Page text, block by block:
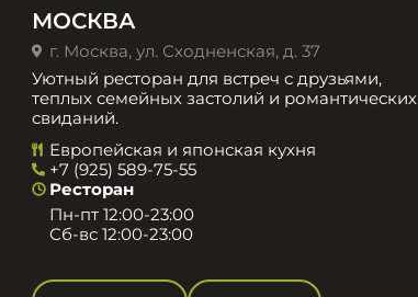
МОСКВА
г. Москва, ул. Сходненская, д. 37
Уютный ресторан для встреч с друзьями,
теплых семейных застолий и романтических
свиданий.
Европейская и японская кухня
+7 (925) 589-75-55
Ресторан
Пн-пт 12:00-23:00
Сб-вс 12:00-23:00